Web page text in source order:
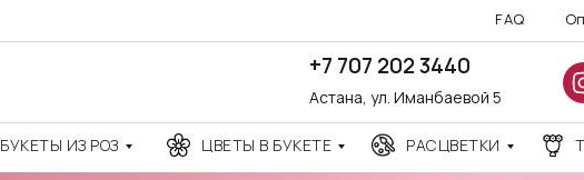
+7 707 202 3440
БУКЕТЫ ИЗ РОЗ
Астана, ул. Иманбаевой 5
ЦВЕТЫ В БУКЕТЕ
FAQ
РАСЦВЕТКИ